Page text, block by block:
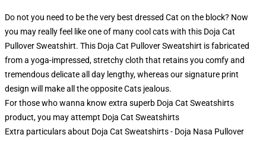
Do not you need to be the very best dressed Cat on the block? Now
you may really feel like one of many cool cats with this Doja Cat
Pullover Sweatshirt. This Doja Cat Pullover Sweatshirt is fabricated
from a yoga-impressed, stretchy cloth that retains you comfy and
tremendous delicate all day lengthy, whereas our signature print
design will make all the opposite Cats jealous.
For those who wanna know extra superb Doja Cat Sweatshirts
product, you may attempt Doja Cat Sweatshirts
Extra particulars about Doja Cat Sweatshirts - Doja Nasa Pullover